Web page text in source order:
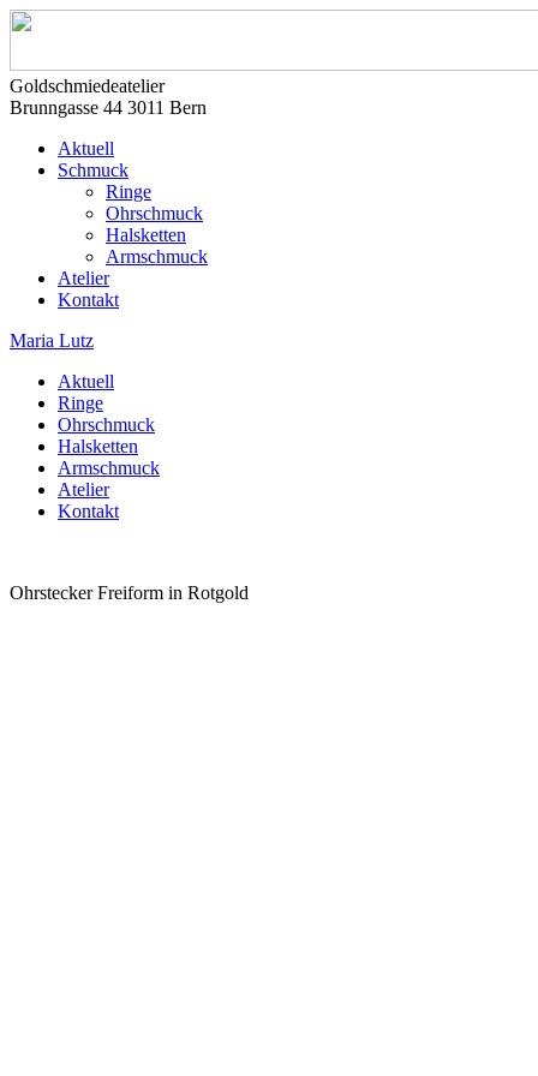
Goldschmiedeatelier
Brunngasse 44 3011 Bern
Aktuell
Schmuck
Ringe
Ohrschmuck
Halsketten
Armschmuck
Atelier
Kontakt
Maria Lutz
Aktuell
Ringe
Ohrschmuck
Halsketten
Armschmuck
Atelier
Kontakt
Ohrstecker Freiform in Rotgold